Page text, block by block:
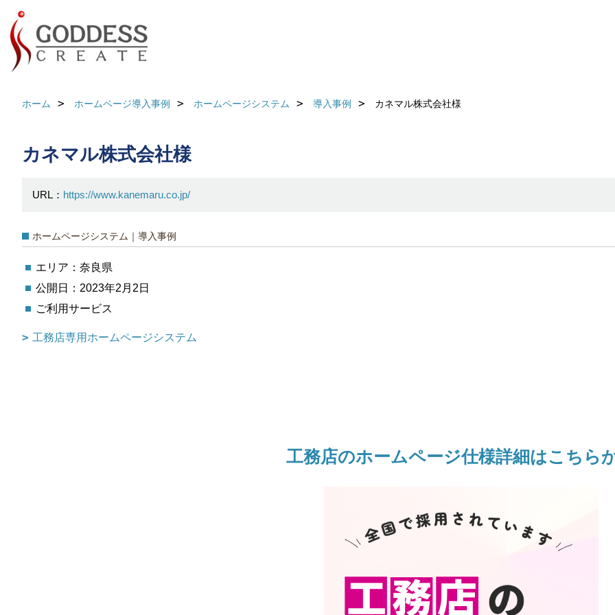
ホーム ホームページ導入事例 ホームページシステム 導入事例 カネマル株式会社様
カネマル株式会社様
URL： https://www.kanemaru.co.jp/
ホームページシステム｜導入事例
エリア：奈良県
公開日：2023年2月2日
ご利用サービス
工務店専用ホームページシステム
工務店のホームページ仕様詳細はこちら